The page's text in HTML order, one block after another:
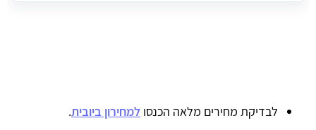
לבדיקת מחירים מלאה הכנסו למחירון ביובית.